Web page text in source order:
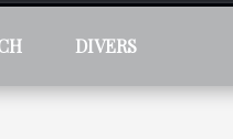
DIVERS